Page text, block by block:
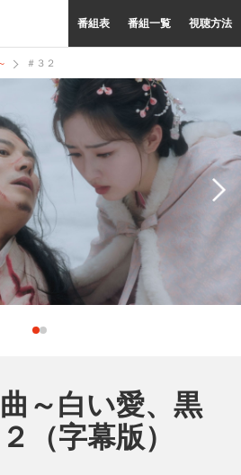
番組表 番組一覧 視聴方法
＃３２
～白い愛、黒
（字幕版）